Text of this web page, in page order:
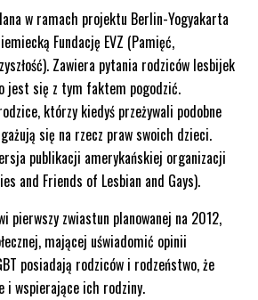
w ramach projektu Berlin-Yogyakarta
Fundację EVZ (Pamięć,
Zawiera pytania rodziców lesbijek
jest się z tym faktem pogodzić.
którzy kiedyś przeżywali podobne
się na rzecz praw swoich dzieci.
publikacji amerykańskiej organizacji
and Friends of Lesbian and Gays).
pierwszy zwiastun planowanej na 2012,
mającej uświadomić opinii
posiadają rodziców i rodzeństwo, że
i wspierające ich rodziny.